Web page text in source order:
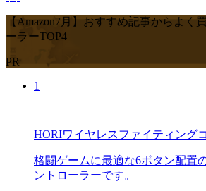
【Amazon7月】おすすめ記事からよく
ーラーTOP4
PR
1
HORIワイヤレスファイティング
格闘ゲームに最適な6ボタン配置
ントローラーです。